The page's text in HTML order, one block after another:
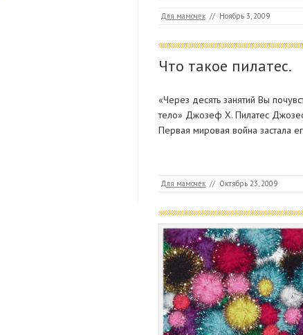
Для мамочек // Ноябрь 3, 2009
Что такое пилатес.
«Через десять занятий Вы
тело» Джозеф Х. Пилатес
Первая мировая война застала
Для мамочек // Октябрь 23, 2009